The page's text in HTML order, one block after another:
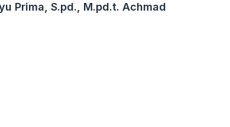
Prima, S.pd., M.pd.t. Achmad